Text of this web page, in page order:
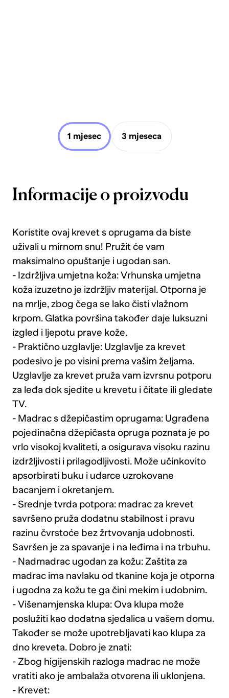
1 mjesec 3 mjeseca
Informacije o proizvodu
Koristite ovaj krevet s oprugama da biste
uživali u mirnom snu! Pružit će vam
maksimalno opuštanje i ugodan san.
- Izdržljiva umjetna koža: Vrhunska umjetna
koža izuzetno je izdržljiv materijal. Otporna je
na mrlje, zbog čega se lako čisti vlažnom
krpom. Glatka površina također daje luksuzni
izgled i ljepotu prave kože.
- Praktično uzglavlje: Uzglavlje za krevet
podesivo je po visini prema vašim željama.
Uzglavlje za krevet pruža vam izvrsnu potporu
za leđa dok sjedite u krevetu i čitate ili gledate
TV.
- Madrac s džepičastim oprugama: Ugrađena
pojedinačna džepičasta opruga poznata je po
vrlo visokoj kvaliteti, a osigurava visoku razinu
izdržljivosti i prilagodljivosti. Može učinkovito
apsorbirati buku i udarce uzrokovane
bacanjem i okretanjem.
- Srednje tvrda potpora: madrac za krevet
savršeno pruža dodatnu stabilnost i pravu
razinu čvrstoće bez žrtvovanja udobnosti.
Savršen je za spavanje i na leđima i na trbuhu.
- Nadmadrac ugodan za kožu: Zaštita za
madrac ima navlaku od tkanine koja je otporna
i ugodna za kožu te ga čini mekim i udobnim.
- Višenamjenska klupa: Ova klupa može
poslužiti kao dodatna sjedalica u vašem domu.
Također se može upotrebljavati kao klupa za
dno kreveta. Dobro je znati:
- Zbog higijenskih razloga madrac ne može
vratiti ako je ambalaža otvorena ili uklonjena.
- Krevet: